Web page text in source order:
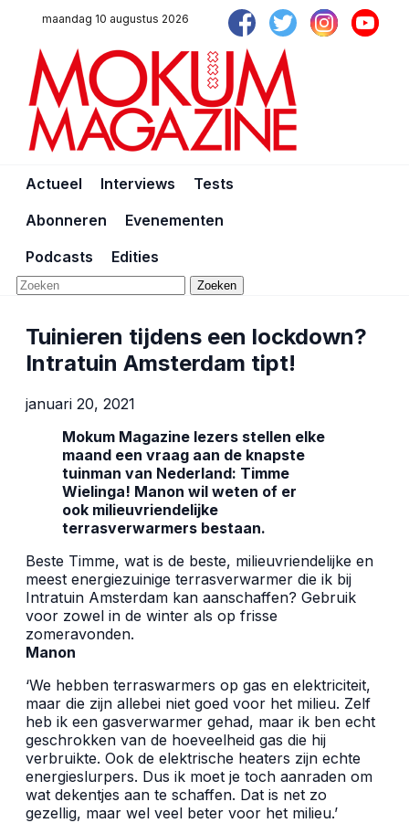
maandag 10 augustus 2026
Actueel Interviews
Tests
Abonneren
Evenementen
Podcasts
Edities
Zoeken
Tuinieren tijdens een lockdown?
Intratuin Amsterdam tipt!
januari 20, 2021
Mokum Magazine lezers stellen elke
maand een vraag aan de knapste
tuinman van Nederland: Timme
Wielinga! Manon wil weten of er
ook milieuvriendelijke
terrasverwarmers bestaan.
Beste Timme, wat is de beste, milieuvriendelijke en
meest energiezuinige terrasverwarmer die ik bij
Intratuin Amsterdam kan aanschaffen? Gebruik
voor zowel in de winter als op frisse
zomeravonden.
Manon
‘We hebben terraswarmers op gas en elektriciteit,
maar die zijn allebei niet goed voor het milieu. Zelf
heb ik een gasverwarmer gehad, maar ik ben echt
geschrokken van de hoeveelheid gas die hij
verbruikte. Ook de elektrische heaters zijn echte
energieslurpers. Dus ik moet je toch aanraden om
wat dekentjes aan te schaffen. Dat is net zo
gezellig, maar wel veel beter voor het milieu.’